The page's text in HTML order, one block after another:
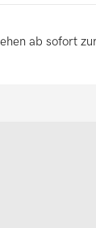
ab sofort